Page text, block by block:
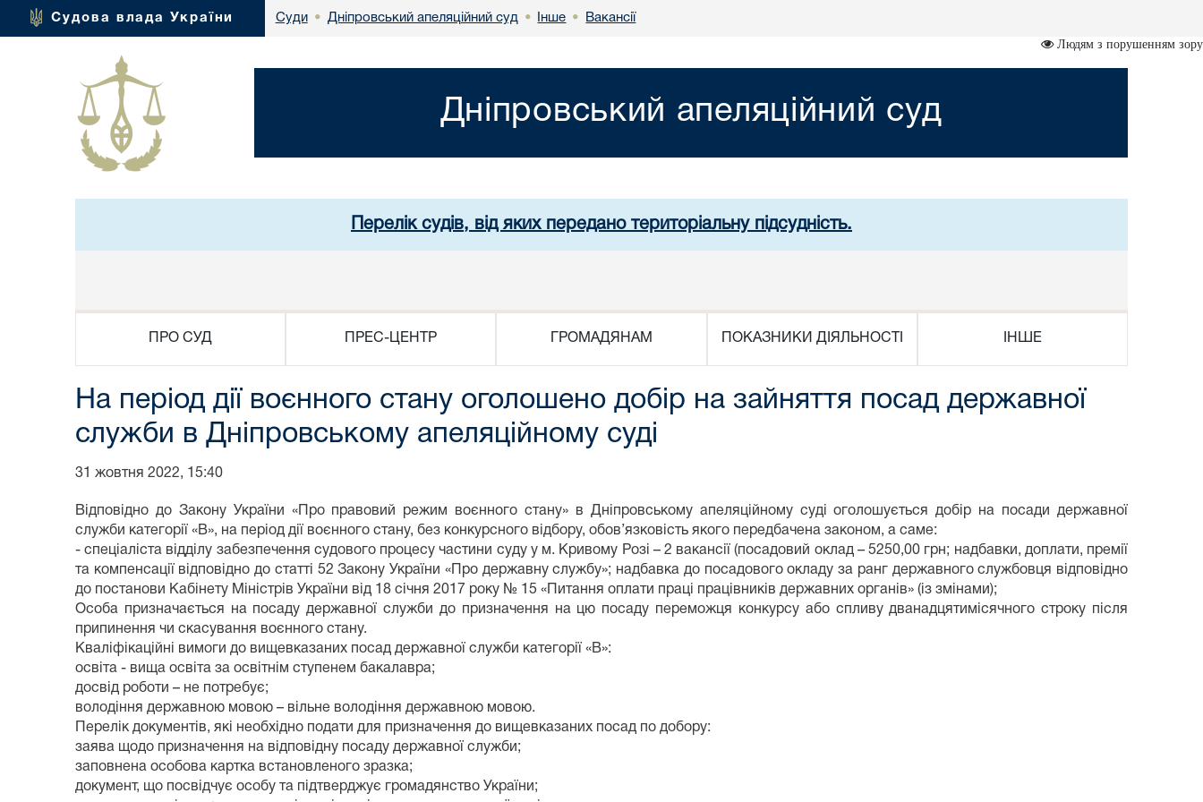
Судова влада України Суди • Дніпровський апеляційний суд • Інше • Вакансії
Людям з порушенням зору
Дніпровський апеляційний суд
Перелік судів, від яких передано територіальну підсудність.
ПРО СУД ПРЕС-ЦЕНТР ГРОМАДЯНАМ ПОКАЗНИКИ ДІЯЛЬНОСТІ ІНШЕ
На період дії воєнного стану оголошено добір на зайняття посад державної
служби в Дніпровському апеляційному суді
31 жовтня 2022, 15:40
Відповідно до Закону України «Про правовий режим воєнного стану» в Дніпровському апеляційному суді оголошується добір на посади державної
служби категорії «В», на період дії воєнного стану, без конкурсного відбору, обов’язковість якого передбачена законом, а саме:
- спеціаліста відділу забезпечення судового процесу частини суду у м. Кривому Розі – 2 вакансії (посадовий оклад – 5250,00 грн; надбавки, доплати, премії
та компенсації відповідно до статті 52 Закону України «Про державну службу»; надбавка до посадового окладу за ранг державного службовця відповідно
до постанови Кабінету Міністрів України від 18 січня 2017 року № 15 «Питання оплати праці працівників державних органів» (із змінами);
Особа призначається на посаду державної служби до призначення на цю посаду переможця конкурсу або спливу дванадцятимісячного строку після
припинення чи скасування воєнного стану.
Кваліфікаційні вимоги до вищевказаних посад державної служби категорії «В»:
освіта - вища освіта за освітнім ступенем бакалавра;
досвід роботи – не потребує;
володіння державною мовою – вільне володіння державною мовою.
Перелік документів, які необхідно подати для призначення до вищевказаних посад по добору:
заява щодо призначення на відповідну посаду державної служби;
заповнена особова картка встановленого зразка;
документ, що посвідчує особу та підтверджує громадянство України;